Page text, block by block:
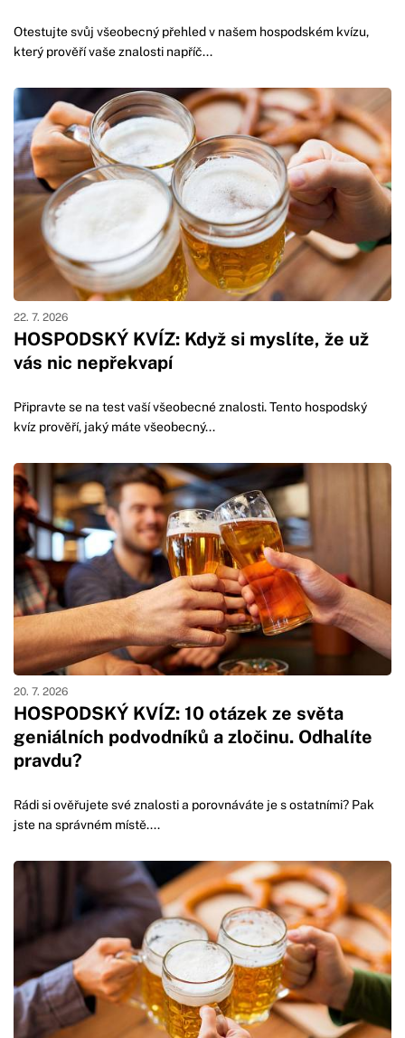
Otestujte svůj všeobecný přehled v našem hospodském kvízu,
který prověří vaše znalosti napříč...
HOSPODSKÝ KVÍZ: Když si myslíte, že už
vás nic nepřekvapí
22. 7. 2026
Připravte se na test vaší všeobecné znalosti. Tento hospodský
kvíz prověří, jaký máte všeobecný...
HOSPODSKÝ KVÍZ: 10 otázek ze světa
geniálních podvodníků a zločinu. Odhalíte
pravdu?
20. 7. 2026
Rádi si ověřujete své znalosti a porovnáváte je s ostatními? Pak
jste na správném místě....